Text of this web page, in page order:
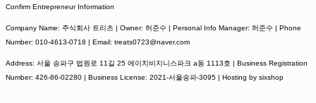
Confirm Entrepreneur Information
Company Name: 주식회사 트리츠 | Owner: 허준수 | Personal Info Manager: 허준수 | Phone
Number: 010-4613-0718 | Email: treats0723@naver.com
Address: 서울 송파구 법원로 11길 25 에이치비지니스파크 a동 1113호 | Business Registration
Number: 426-86-02280 | Business License: 2021-서울송파-3095 | Hosting by sixshop